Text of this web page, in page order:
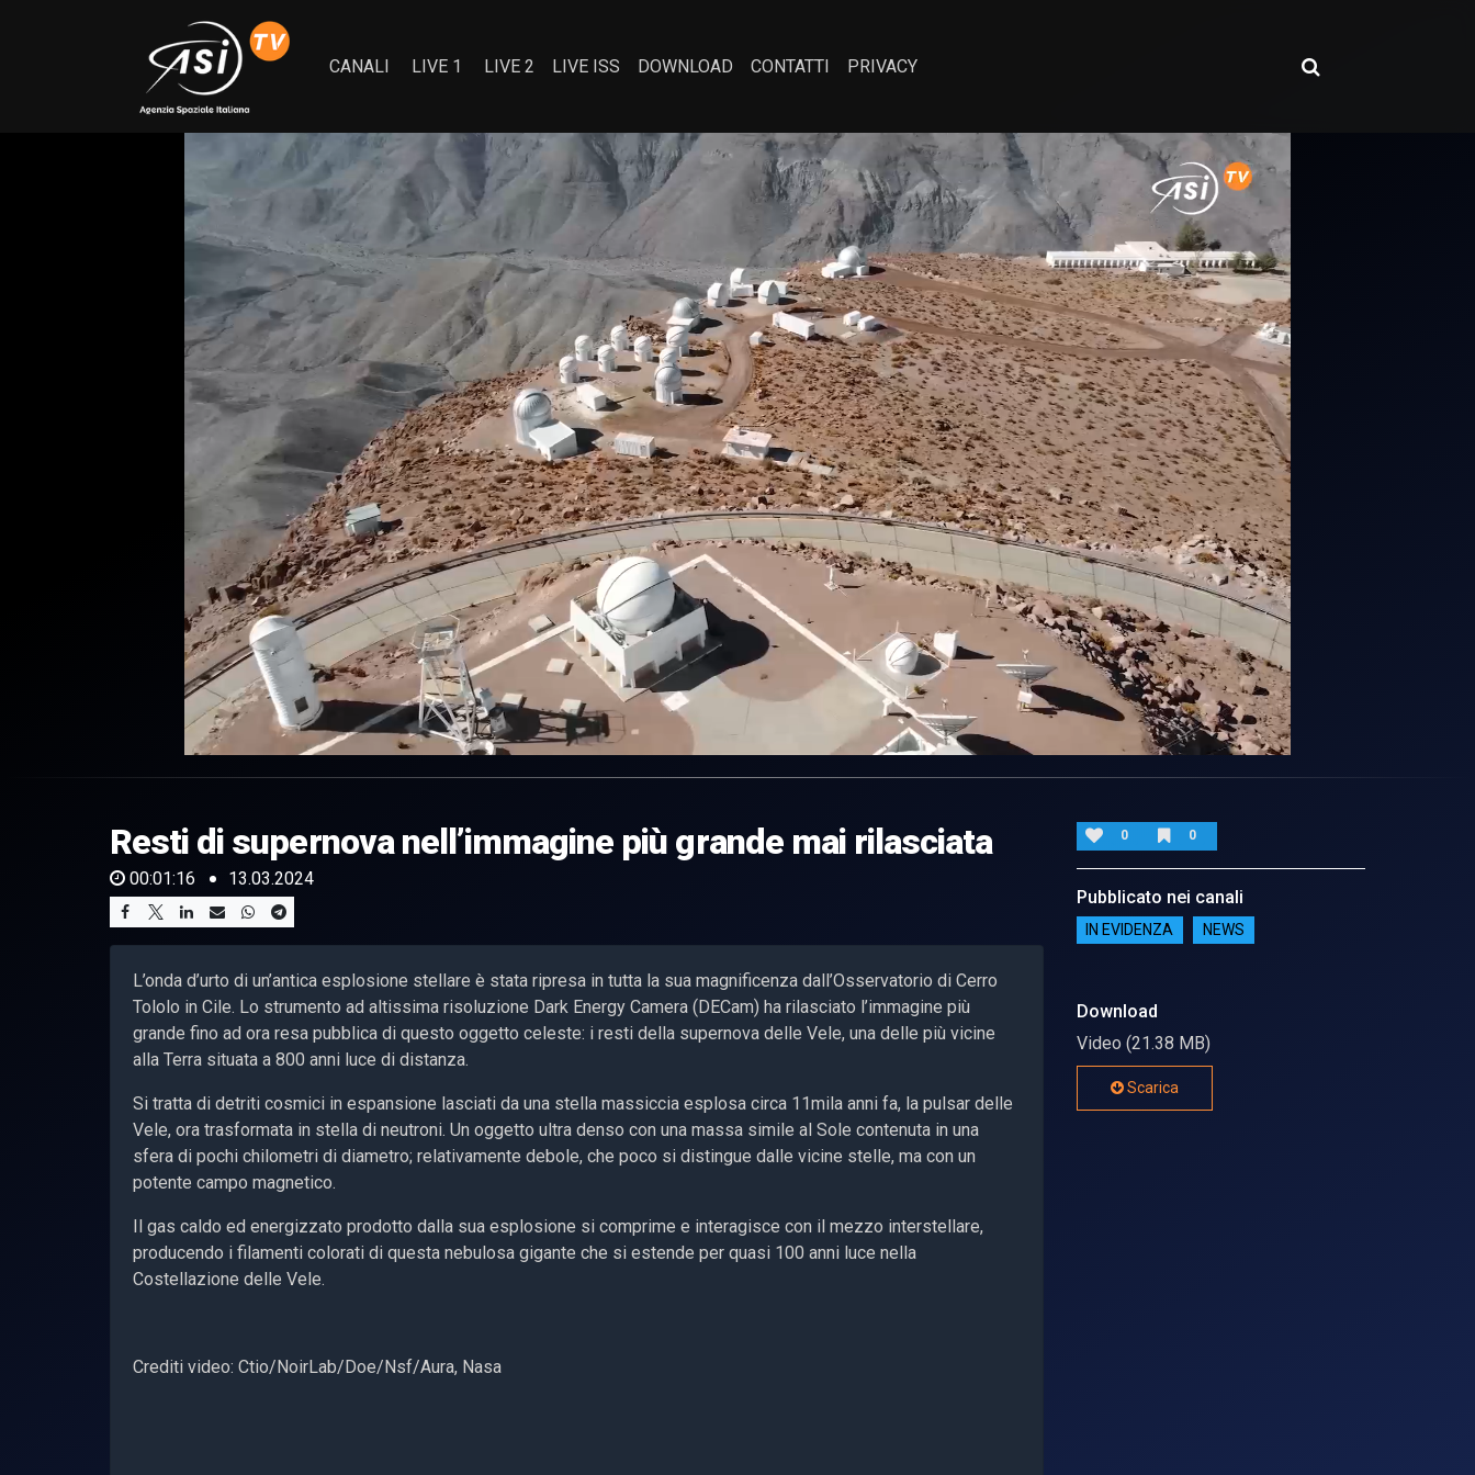
CANALI LIVE 1 LIVE 2 LIVE ISS DOWNLOAD CONTATTI PRIVACY
of
16
secondsVolume
0%
Resti di supernova nell’immagine più grande mai rilasciata
00:01:16 13.03.2024
L’onda d’urto di un’antica esplosione stellare è stata ripresa in tutta la sua magnificenza dall’Osservatorio di Cerro
Tololo in Cile. Lo strumento ad altissima risoluzione Dark Energy Camera (DECam) ha rilasciato l’immagine più
grande fino ad ora resa pubblica di questo oggetto celeste: i resti della supernova delle Vele, una delle più vicine
alla Terra situata a 800 anni luce di distanza.
Si tratta di detriti cosmici in espansione lasciati da una stella massiccia esplosa circa 11mila anni fa, la pulsar delle
Vele, ora trasformata in stella di neutroni. Un oggetto ultra denso con una massa simile al Sole contenuta in una
sfera di pochi chilometri di diametro; relativamente debole, che poco si distingue dalle vicine stelle, ma con un
potente campo magnetico.
Il gas caldo ed energizzato prodotto dalla sua esplosione si comprime e interagisce con il mezzo interstellare,
producendo i filamenti colorati di questa nebulosa gigante che si estende per quasi 100 anni luce nella
Costellazione delle Vele.
Crediti video: Ctio/NoirLab/Doe/Nsf/Aura, Nasa
0 0
Pubblicato nei canali
IN EVIDENZA NEWS
Download
Video (21.38 MB)
Scarica